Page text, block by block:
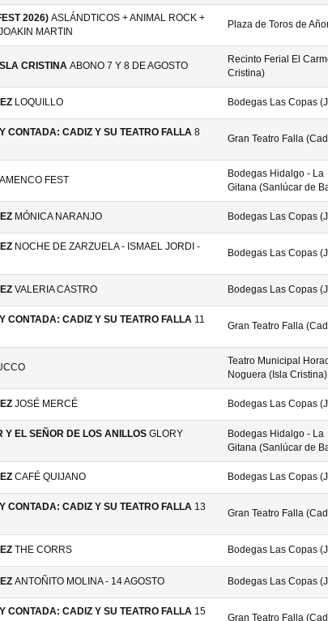
2026) ASLÁNDTICOS + ANIMAL ROCK +
MARTIN
Plaza de Toros de
CRISTINA ABONO 7 Y 8 DE AGOSTO
Recinto Ferial El
Cristina)
LOQUILLO Bodegas Las Copas
CONTADA: CADIZ Y SU TEATRO FALLA 8
Gran Teatro Falla
FEST
Bodegas Hidalgo - La
Gitana (Sanlúcar de
MÓNICA NARANJO Bodegas Las Copas
NOCHE DE ZARZUELA - ISMAEL JORDI -
Bodegas Las Copas
VALERIA CASTRO Bodegas Las Copas
CONTADA: CADIZ Y SU TEATRO FALLA 11
Gran Teatro Falla
Teatro Municipal
Noguera (Isla Cristina)
JOSÉ MERCÉ Bodegas Las Copas
Y EL SEÑOR DE LOS ANILLOS GLORY
Bodegas Hidalgo - La
Gitana (Sanlúcar de
CAFÉ QUIJANO Bodegas Las Copas
CONTADA: CADIZ Y SU TEATRO FALLA 13
Gran Teatro Falla
THE CORRS Bodegas Las Copas
ANTOÑITO MOLINA - 14 AGOSTO Bodegas Las Copas
CONTADA: CADIZ Y SU TEATRO FALLA 15
Gran Teatro Falla